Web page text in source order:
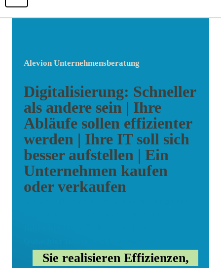
Alevion Unternehmensberatung
Digitalisierung: Schneller
als andere sein | Ihre
Abläufe sollen effizienter
werden | Ihre IT soll sich
besser aufstellen | Ein
Unternehmen kaufen
oder verkaufen
Sie realisieren Effizienzen,